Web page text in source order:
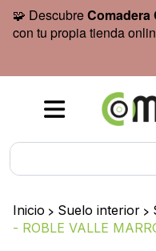
🧩 Descubre
con tu propia tienda
Inicio > Suelo interior >
- ROBLE VALLE